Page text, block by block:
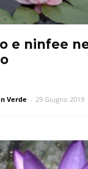
e ninfee
Verde - 29 Giugno 2019